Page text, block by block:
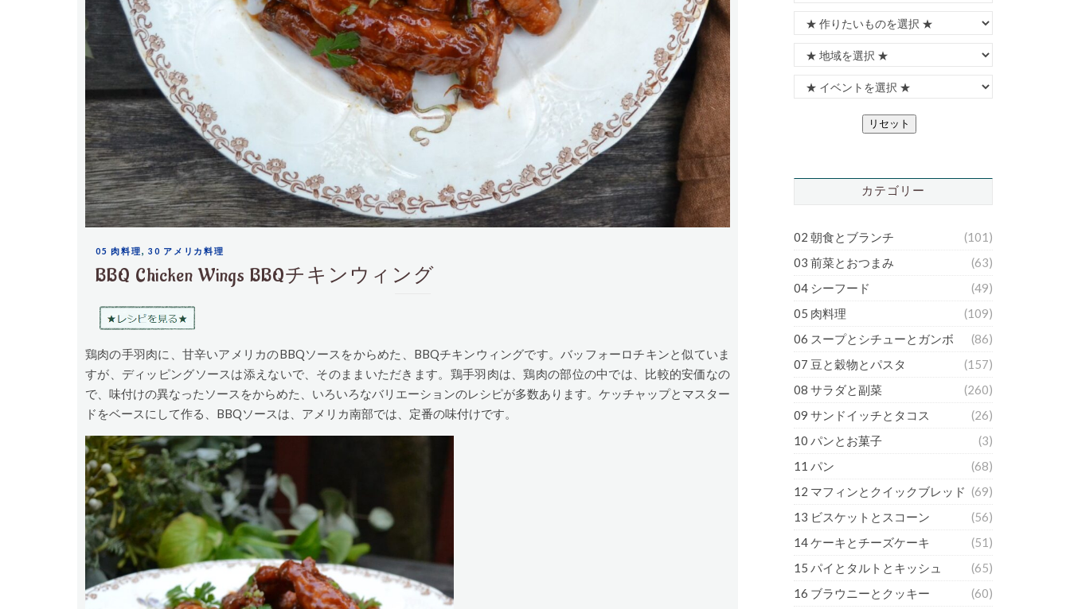
05 肉料理 ,30 アメリカ料理
BBQ Chicken Wings BBQチキンウィング
鶏肉の手羽肉に、甘辛いアメリカのBBQソースをからめた、BBQチキンウィングです。バッフォーロチキンと似ていま
すが、ディッピングソースは添えないで、そのままいただきます。鶏手羽肉は、鶏肉の部位の中では、比較的安価なの
で、味付けの異なったソースをからめた、いろいろなバリエーションのレシピが多数あります。ケッチャップとマスター
ドをベースにして作る、BBQソースは、アメリカ南部では、定番の味付けです。
リセット
カテゴリー
02 朝食とブランチ
(101)
03 前菜とおつまみ
(63)
04 シーフード
(49)
05 肉料理
(109)
06 スープとシチューとガンボ
(86)
07 豆と穀物とパスタ
(157)
08 サラダと副菜
(260)
09 サンドイッチとタコス
(26)
10 パンとお菓子
(3)
11 パン
(68)
12 マフィンとクイックブレッド (69)
13 ビスケットとスコーン
(56)
14 ケーキとチーズケーキ
(51)
15 パイとタルトとキッシュ
(65)
16 ブラウニーとクッキー
(60)